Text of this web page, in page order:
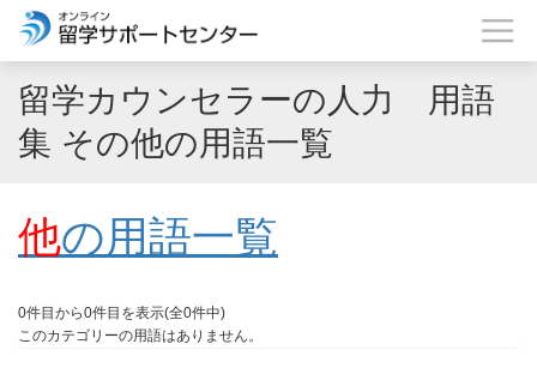
留学カウンセラーの人力 用語
集 その他の用語一覧
他の用語一覧
0件目から0件目を表示(全0件中)
このカテゴリーの用語はありません。